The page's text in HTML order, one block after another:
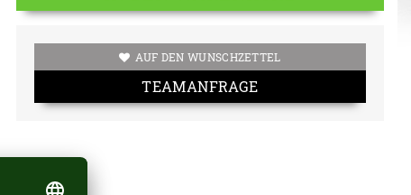
AUF DEN WUNSCHZETTEL
TEAMANFRAGE